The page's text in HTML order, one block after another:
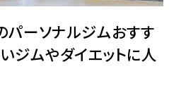
パーソナルジムおすす
ジムやダイエットに人